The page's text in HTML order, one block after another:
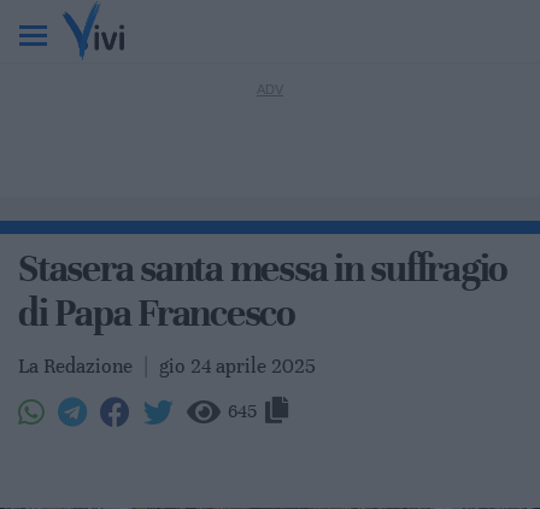
Stasera santa messa in suffragio
di Papa Francesco
La Redazione gio 24 aprile 2025
645